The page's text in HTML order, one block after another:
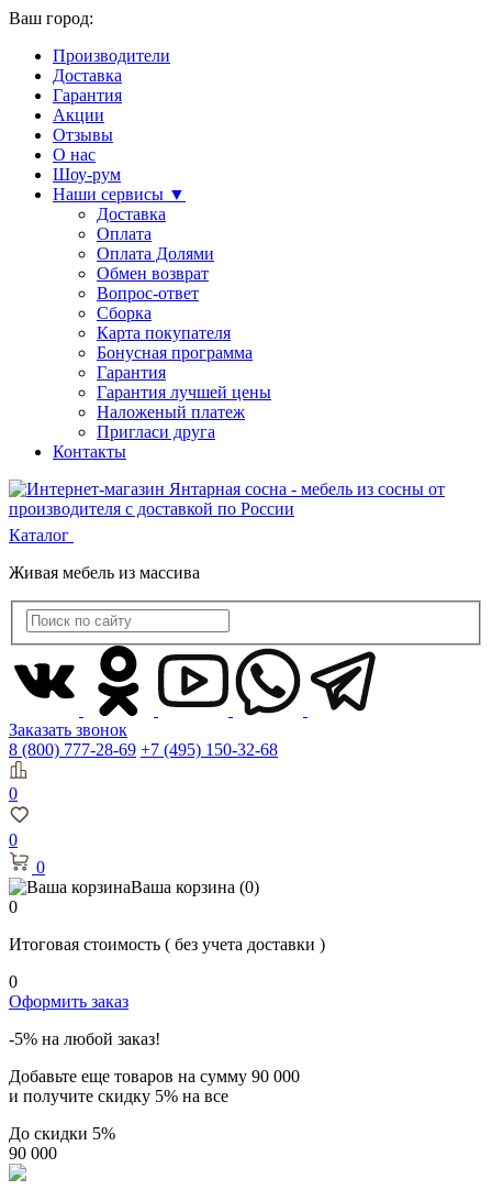
Ваш город:
Производители
Доставка
Гарантия
Акции
Отзывы
О нас
Шоу-рум
Наши сервисы ▼
Доставка
Оплата
Оплата Долями
Обмен возврат
Вопрос-ответ
Сборка
Карта покупателя
Бонусная программа
Гарантия
Гарантия лучшей цены
Наложеный платеж
Пригласи друга
Контакты
Каталог
Живая мебель из массива
Заказать звонок
8 (800) 777-28-69 +7 (495) 150-32-68
0
0
0
Ваша корзина (0)
0
Итоговая стоимость ( без учета доставки )
0
Оформить заказ
-5% на любой заказ!
Добавьте еще товаров на сумму 90 000
и получите скидку 5% на все
До скидки 5%
90 000